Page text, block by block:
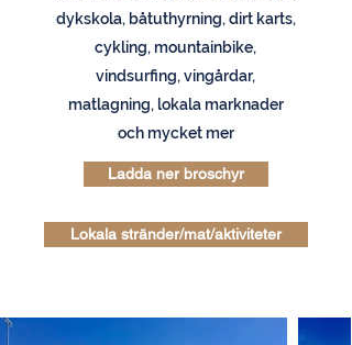
dykskola, båtuthyrning, dirt karts,
cykling, mountainbike,
vindsurfing, vingårdar,
matlagning, lokala marknader
och mycket mer
Ladda ner broschyr
Lokala stränder/mat/aktiviteter